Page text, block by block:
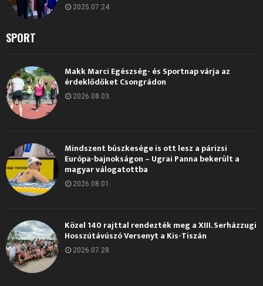
2025.07.24.
SPORT
Makk Marci Egészség- és Sportnap várja az
érdeklődőket Csongrádon
2026.08.03.
Mindszent büszkesége is ott lesz a párizsi
Európa-bajnokságon – Ugrai Panna bekerült a
magyar válogatottba
2026.08.01.
Közel 140 rajttal rendezték meg a XIII. Serházzugi
Hosszútávúszó Versenyt a Kis-Tiszán
2026.07.28.